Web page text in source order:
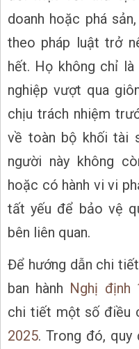
doanh hoặc phá
theo pháp luật trở
hết. Họ không chỉ
nghiệp vượt qua
chịu trách nhiệm
về toàn bộ khối tài
người này không
hoặc có hành vi vi
tất yếu để bảo vệ
bên liên quan.
Để hướng dẫn chi
ban hành Nghị định
chi tiết một số điều
2025. Trong đó, quy